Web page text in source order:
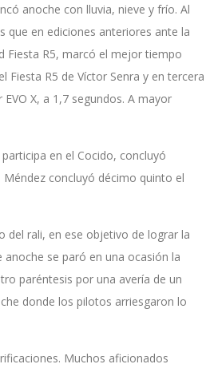
anoche con lluvia, nieve y frío. Al
que en ediciones anteriores ante la
Fiesta R5, marcó el mejor tiempo
R5 de Víctor Senra y en tercera
X, a 1,7 segundos. A mayor
en el Cocido, concluyó
concluyó décimo quinto el
del rali, en ese objetivo de lograr la
se paró en una ocasión la
paréntesis por una avería de un
donde los pilotos arriesgaron lo
Muchos aficionados